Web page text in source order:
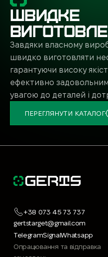
ШВИДКЕ
Завдяки власному
швидко виготовляти
гарантуючи високу
ефективно
увагою до деталей і
ПЕРЕГЛЯНУТИ КАТАЛОГ
+38 073 45 73 737
gertstarget@gmail.com
TelegramSignalWhatsapp
Опрацювання та відправка